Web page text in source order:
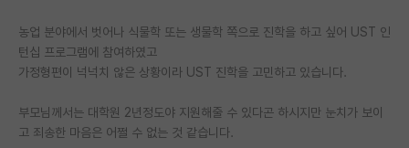
인문사회 계열 게시판
반도체/AI 게시판
농업 분야에서 벗어나 식물학 또는 생물학 쪽으로 진학을 하고 싶어 UST 인
턴십 프로그램에 참여하였고
가정형편이 넉넉치 않은 상황이라 UST 진학을 고민하고 있습니다.
부모님께서는 대학원 2년정도야 지원해줄 수 있다곤 하시지만 눈치가 보이
고 죄송한 마음은 어쩔 수 없는 것 같습니다.